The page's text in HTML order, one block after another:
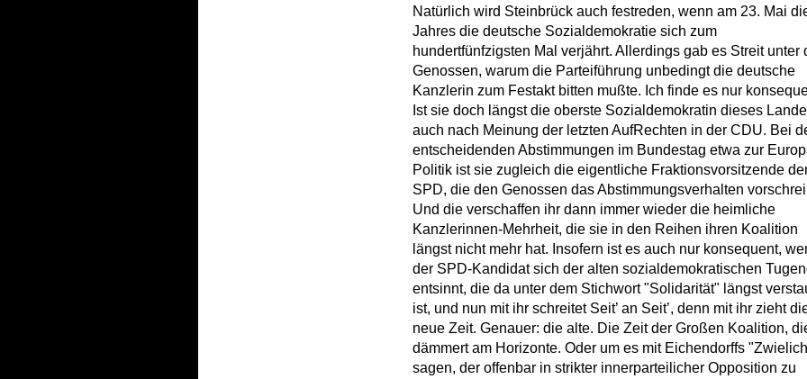
Natürlich wird Steinbrück auch festreden, wenn am 23. Mai
Jahres die deutsche Sozialdemokratie sich zum
hundertfünfzigsten Mal verjährt. Allerdings gab es Streit unter
Genossen, warum die Parteiführung unbedingt die deutsche
Kanzlerin zum Festakt bitten mußte. Ich finde es nur
Ist sie doch längst die oberste Sozialdemokratin dieses
auch nach Meinung der letzten AufRechten in der CDU. Bei
entscheidenden Abstimmungen im Bundestag etwa zur
Politik ist sie zugleich die eigentliche Fraktionsvorsitzende
SPD, die den Genossen das Abstimmungsverhalten
Und die verschaffen ihr dann immer wieder die heimliche
Kanzlerinnen-Mehrheit, die sie in den Reihen ihren Koalition
längst nicht mehr hat. Insofern ist es auch nur konsequent,
der SPD-Kandidat sich der alten sozialdemokratischen
entsinnt, die da unter dem Stichwort "Solidarität" längst
ist, und nun mit ihr schreitet Seit’ an Seit’, denn mit ihr zieht
neue Zeit. Genauer: die alte. Die Zeit der Großen Koalition,
dämmert am Horizonte. Oder um es mit Eichendorffs
sagen, der offenbar in strikter innerparteilicher Opposition zu